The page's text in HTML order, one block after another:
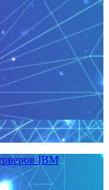
IBM